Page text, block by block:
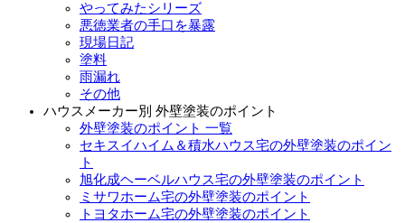
やってみたシリーズ
悪徳業者の手口を暴露
現場日記
塗料
雨漏れ
その他
ハウスメーカー別 外壁塗装のポイント
外壁塗装のポイント 一覧
セキスイハイム＆積水ハウス宅の外壁塗装のポイン
ト
旭化成ヘーベルハウス宅の外壁塗装のポイント
ミサワホーム宅の外壁塗装のポイント
トヨタホーム宅の外壁塗装のポイント